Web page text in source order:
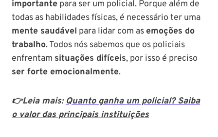
importante para ser um policial. Porque além de
todas as habilidades físicas, é necessário ter uma
mente saudável para lidar com as emoções do
trabalho. Todos nós sabemos que os policiais
enfrentam situações difíceis, por isso é preciso
ser forte emocionalmente.
👉Leia mais:Quanto ganha um policial? Saiba
o valor das principais instituições